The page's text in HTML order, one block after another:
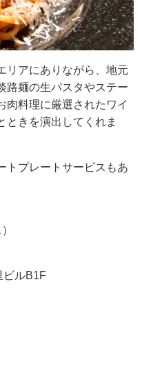
リアにありながら、地元
路麺の生パスタやステー
肉料理に厳選されたワイ
ときを演出してくれま
トプレートサービスもあ
ビルB1F